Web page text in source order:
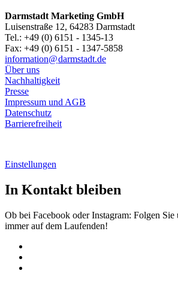
Darmstadt Marketing GmbH
Luisenstraße 12, 64283 Darmstadt
Tel.: +49 (0) 6151 - 1345-13
Fax: +49 (0) 6151 - 1347-5858
information@darmstadt.de
Über uns
Nachhaltigkeit
Presse
Impressum und AGB
Datenschutz
Barrierefreiheit
Einstellungen
In Kontakt bleiben
Ob bei Facebook oder Instagram: Folgen Sie
immer auf dem Laufenden!